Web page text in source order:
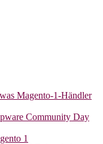
Magento-1-Händler
Community Day
1